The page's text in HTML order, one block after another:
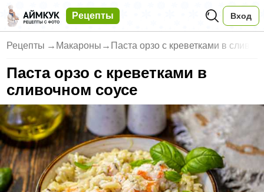
Рецепты Вход
Рецепты → Макароны → Паста орзо с креветками в слив
Паста орзо с креветками в
сливочном соусе